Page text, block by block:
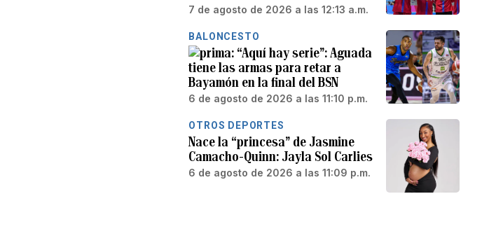
7 de agosto de 2026 a las 12:13 a.m.
BALONCESTO
“Aquí hay serie”: Aguada
tiene las armas para retar a
Bayamón en la final del BSN
6 de agosto de 2026 a las 11:10 p.m.
OTROS DEPORTES
Nace la “princesa” de Jasmine
Camacho-Quinn: Jayla Sol Carlies
6 de agosto de 2026 a las 11:09 p.m.